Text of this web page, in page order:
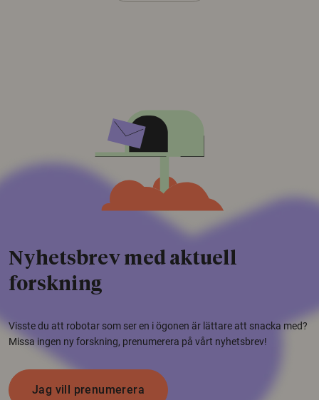
Nyhetsbrev med aktuell
forskning
Visste du att robotar som ser en i ögonen är lättare att snacka med?
Missa ingen ny forskning, prenumerera på vårt nyhetsbrev!
Jag vill prenumerera